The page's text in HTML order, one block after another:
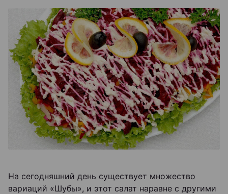
На сегодняшний день существует множество
вариаций «Шубы», и этот салат наравне с другими